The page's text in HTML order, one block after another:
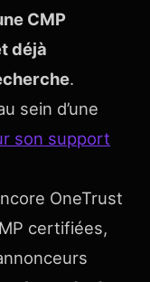
CMP
déjà
.
sein d’une
son support
OneTrust
certifiées,